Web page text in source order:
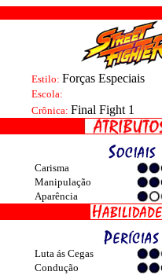
Estilo: Forças Especiais
Escola:
Crônica: Final Fight 1
Carisma
Manipulação
Aparência
Luta ás Cegas
Condução